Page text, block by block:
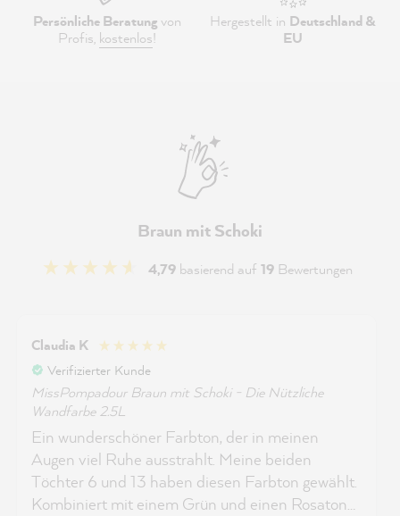
Persönliche Beratungvon
Profis, kostenlos!
Hergestellt in Deutschland &
EU
Braun mit Schoki
4,79 basierend auf 19 Bewertungen
Claudia K
Verifizierter Kunde
MissPompadour Braun mit Schoki - Die Nützliche
Wandfarbe 2.5L
Ein wunderschöner Farbton, der in meinen
Augen viel Ruhe ausstrahlt. Meine beiden
Töchter 6 und 13 haben diesen Farbton gewählt.
Kombiniert mit einem Grün und einen Rosaton